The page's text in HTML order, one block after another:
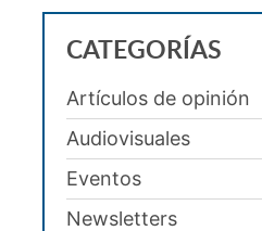
CATEGORÍAS
Artículos de opinión
Audiovisuales
Eventos
Newsletters